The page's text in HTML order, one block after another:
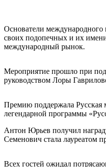
Основатели
своих подопечных и их
международный рынок.
Мероприятие прошло при
руководством Лоры
Премию поддержала Русская
легендарной программы
Антон Юрьев получил
Семенович стала лауреатом
Всех гостей ожидал